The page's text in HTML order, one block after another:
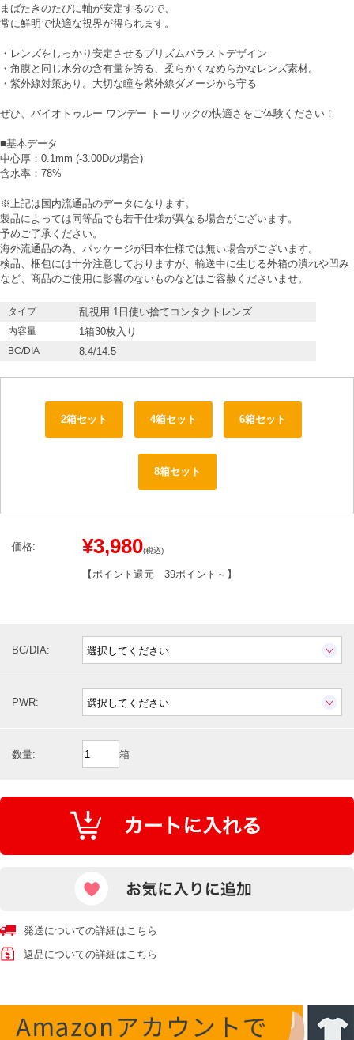
まばたきのたびに軸が安定するので、
常に鮮明で快適な視界が得られます。
・レンズをしっかり安定させるプリズムバラストデザイン
・角膜と同じ水分の含有量を誇る、柔らかくなめらかなレンズ素材。
・紫外線対策あり。大切な瞳を紫外線ダメージから守る
ぜひ、バイオトゥルー ワンデー トーリックの快適さをご体験ください！
■基本データ
中心厚：0.1mm (-3.00Dの場合)
含水率：78%
※上記は国内流通品のデータになります。
製品によっては同等品でも若干仕様が異なる場合がございます。
予めご了承ください。
海外流通品の為、パッケージが日本仕様では無い場合がございます。
検品、梱包には十分注意しておりますが、輸送中に生じる外箱の潰れや凹み
など、商品のご使用に影響のないものなどはご容赦くださいませ。
タイプ 乱視用 1日使い捨てコンタクトレンズ
内容量 1箱30枚入り
BC/DIA 8.4/14.5
2箱セット 4箱セット 6箱セット
8箱セット
価格: ¥3,980(税込)
【ポイント還元 39ポイント～ 】
BC/DIA:
PWR:
数量: 箱
発送についての詳細はこちら
返品についての詳細はこちら